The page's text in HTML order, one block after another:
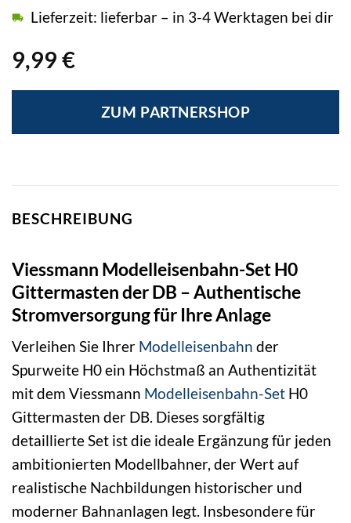
9,99 €
Lieferzeit: lieferbar – in 3-4 Werktagen bei dir
ZUM PARTNERSHOP
BESCHREIBUNG
Viessmann Modelleisenbahn-Set H0
Gittermasten der DB – Authentische
Stromversorgung für Ihre Anlage
Verleihen Sie Ihrer Modelleisenbahn der
Spurweite H0 ein Höchstmaß an Authentizität
mit dem Viessmann Modelleisenbahn-Set H0
Gittermasten der DB. Dieses sorgfältig
detaillierte Set ist die ideale Ergänzung für jeden
ambitionierten Modellbahner, der Wert auf
realistische Nachbildungen historischer und
moderner Bahnanlagen legt. Insbesondere für